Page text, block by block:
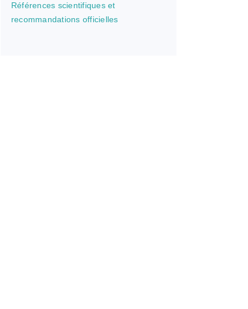
Références scientifiques et
recommandations officielles